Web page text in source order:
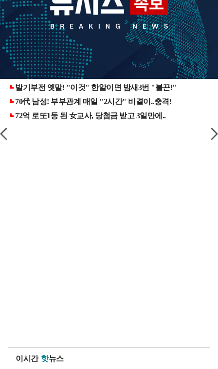
이시간 핫뉴스